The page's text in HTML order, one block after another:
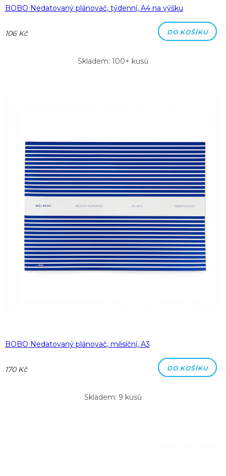
BOBO Nedatovaný plánovač, týdenní, A4 na výšku
106 Kč DO KOŠÍKU
Skladem: 100+ kusů
BOBO Nedatovaný plánovač, měsíční, A3
170 Kč DO KOŠÍKU
Skladem: 9 kusů